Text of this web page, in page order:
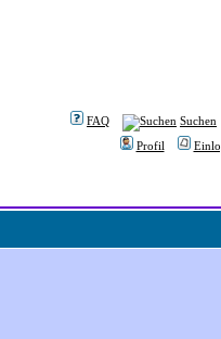
FAQ Suchen
Profil